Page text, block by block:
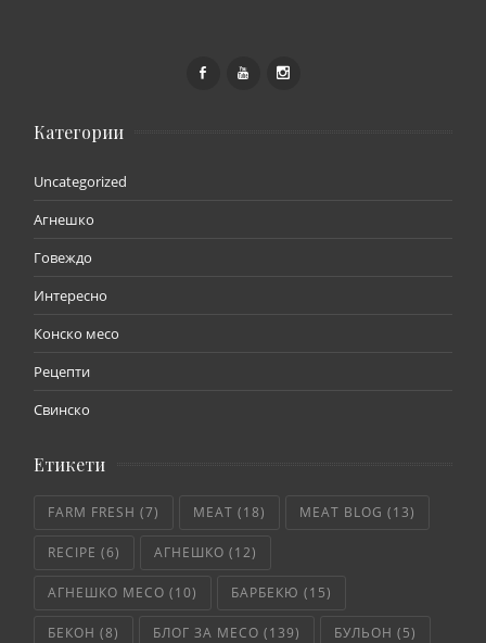
Категории
Uncategorized
Агнешко
Говеждо
Интересно
Конско месо
Рецепти
Свинско
Етикети
FARM FRESH (7) MEAT (18) MEAT BLOG (13)
RECIPE (6) АГНЕШКО (12)
АГНЕШКО МЕСО (10) БАРБЕКЮ (15)
БЕКОН (8) БЛОГ ЗА МЕСО (139) БУЛЬОН (5)